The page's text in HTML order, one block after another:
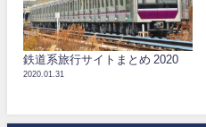
鉄道系旅行サイトまとめ 2020
2020.01.31